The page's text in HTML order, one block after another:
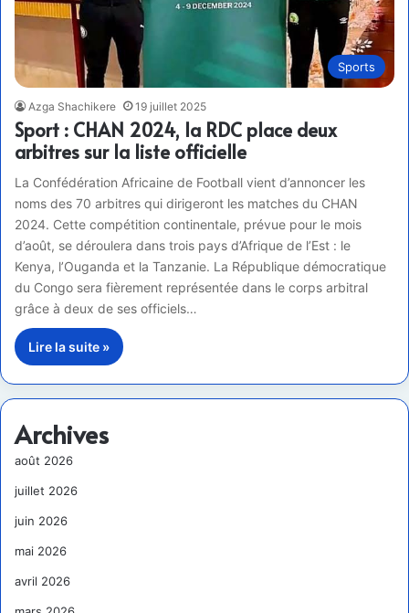
Sports
Azga Shachikere 19 juillet 2025
Sport : CHAN 2024, la RDC place deux
arbitres sur la liste officielle
La Confédération Africaine de Football vient d’annoncer les
noms des 70 arbitres qui dirigeront les matches du CHAN
2024. Cette compétition continentale, prévue pour le mois
d’août, se déroulera dans trois pays d’Afrique de l’Est : le
Kenya, l’Ouganda et la Tanzanie. La République démocratique
du Congo sera fièrement représentée dans le corps arbitral
grâce à deux de ses officiels…
Lire la suite »
Archives
août 2026
juillet 2026
juin 2026
mai 2026
avril 2026